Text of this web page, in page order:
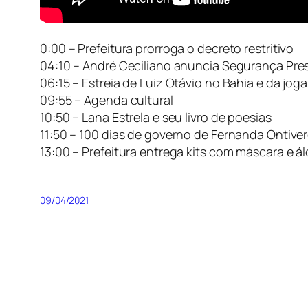
0:00 – Prefeitura prorroga o decreto restritivo
04:10 – André Ceciliano anuncia Segurança
06:15 – Estreia de Luiz Otávio no Bahia e da
09:55 – Agenda cultural
10:50 – Lana Estrela e seu livro de poesias
11:50 – 100 dias de governo de Fernanda
13:00 – Prefeitura entrega kits com máscara e
09/04/2021